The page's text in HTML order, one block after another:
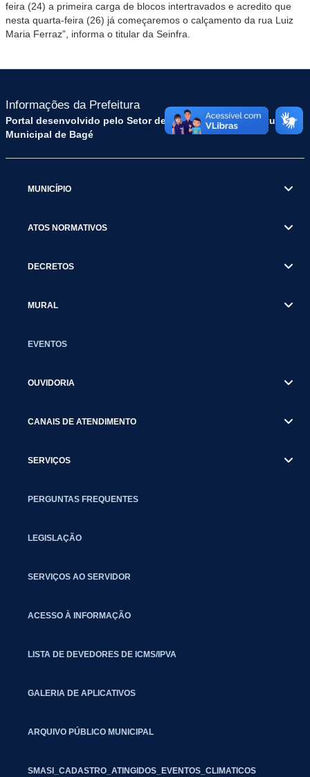
feira (24) a primeira carga de blocos intertravados e acredito que
nesta quarta-feira (26) já começaremos o calçamento da rua Luiz
Maria Ferraz”, informa o titular da Seinfra.
Informações da Prefeitura
Portal desenvolvido pelo Setor de Tecnologia da Prefeitura
Municipal de Bagé
MUNICÍPIO
ATOS NORMATIVOS
DECRETOS
MURAL
EVENTOS
OUVIDORIA
CANAIS DE ATENDIMENTO
SERVIÇOS
PERGUNTAS FREQUENTES
LEGISLAÇÃO
SERVIÇOS AO SERVIDOR
ACESSO À INFORMAÇÃO
LISTA DE DEVEDORES DE ICMS/IPVA
GALERIA DE APLICATIVOS
ARQUIVO PÚBLICO MUNICIPAL
SMASI_CADASTRO_ATINGIDOS_EVENTOS_CLIMATICOS